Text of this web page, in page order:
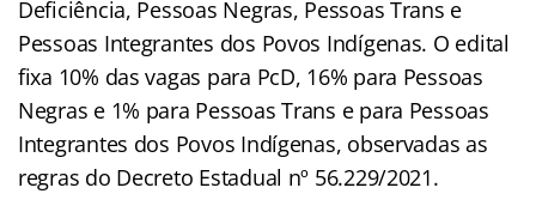
Deficiência, Pessoas Negras, Pessoas Trans e
Pessoas Integrantes dos Povos Indígenas. O edital
fixa 10% das vagas para PcD, 16% para Pessoas
Negras e 1% para Pessoas Trans e para Pessoas
Integrantes dos Povos Indígenas, observadas as
regras do Decreto Estadual nº 56.229/2021.